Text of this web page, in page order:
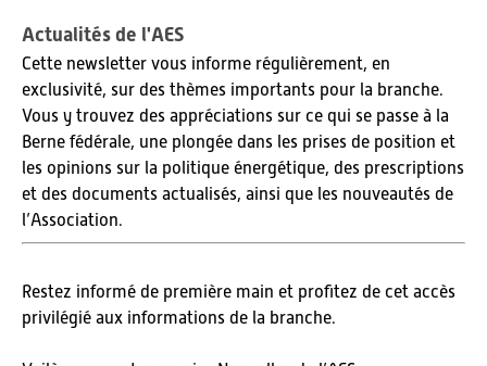
Actualités de l'AES
Cette newsletter vous informe régulièrement, en
exclusivité, sur des thèmes importants pour la branche.
Vous y trouvez des appréciations sur ce qui se passe à la
Berne fédérale, une plongée dans les prises de position et
les opinions sur la politique énergétique, des prescriptions
et des documents actualisés, ainsi que les nouveautés de
l’Association.
Restez informé de première main et profitez de cet accès
privilégié aux informations de la branche.